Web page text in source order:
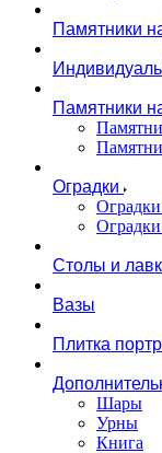
Памятники
Памятники
Оградки
Оградки
Оградки
Столы и
Вазы
Плитка
Шары
Урны
Книга